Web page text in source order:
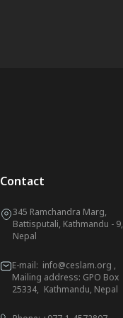
Contact
345 Ramchandra Marg,
Battisputali, Kathmandu - 9,
Nepal
E-mail: info@ceslam.org ,
Mailing address: GPO Box
25334, Kathmandu, Nepal